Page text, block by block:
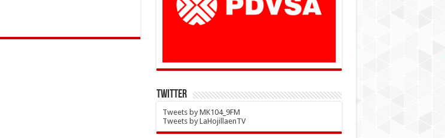
Twitter
Tweets by MK104_9FM
Tweets by LaHojillaenTV